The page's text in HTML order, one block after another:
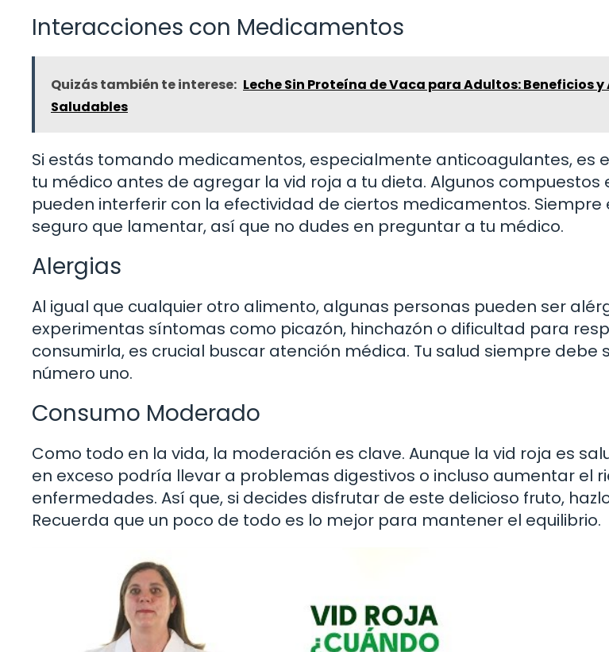
Interacciones con Medicamentos
Quizás también te interese: Leche Sin Proteína de Vaca para Adultos: Beneficios
Saludables
Si estás tomando medicamentos, especialmente anticoagulantes, es
tu médico antes de agregar la vid roja a tu dieta. Algunos compuestos
pueden interferir con la efectividad de ciertos medicamentos. Siempre
seguro que lamentar, así que no dudes en preguntar a tu médico.
Alergias
Al igual que cualquier otro alimento, algunas personas pueden ser
experimentas síntomas como picazón, hinchazón o dificultad para
consumirla, es crucial buscar atención médica. Tu salud siempre debe
número uno.
Consumo Moderado
Como todo en la vida, la moderación es clave. Aunque la vid roja es
en exceso podría llevar a problemas digestivos o incluso aumentar el
enfermedades. Así que, si decides disfrutar de este delicioso fruto,
Recuerda que un poco de todo es lo mejor para mantener el equilibrio.